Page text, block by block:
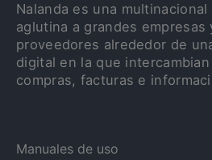
Nalanda es una
aglutina a grandes empresas
proveedores alrededor de
digital en la que
compras, facturas e
Manuales de uso